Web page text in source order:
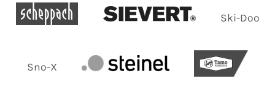
Ski-Doo
Sno-X